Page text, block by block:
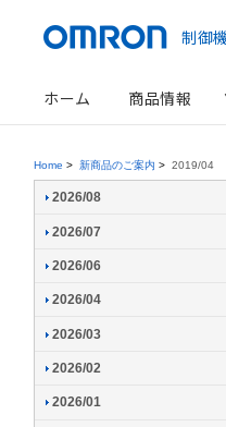
制御
ホーム 商品情報
Home > 新商品のご案内 > 2019/04
2026/08
2026/07
2026/06
2026/04
2026/03
2026/02
2026/01